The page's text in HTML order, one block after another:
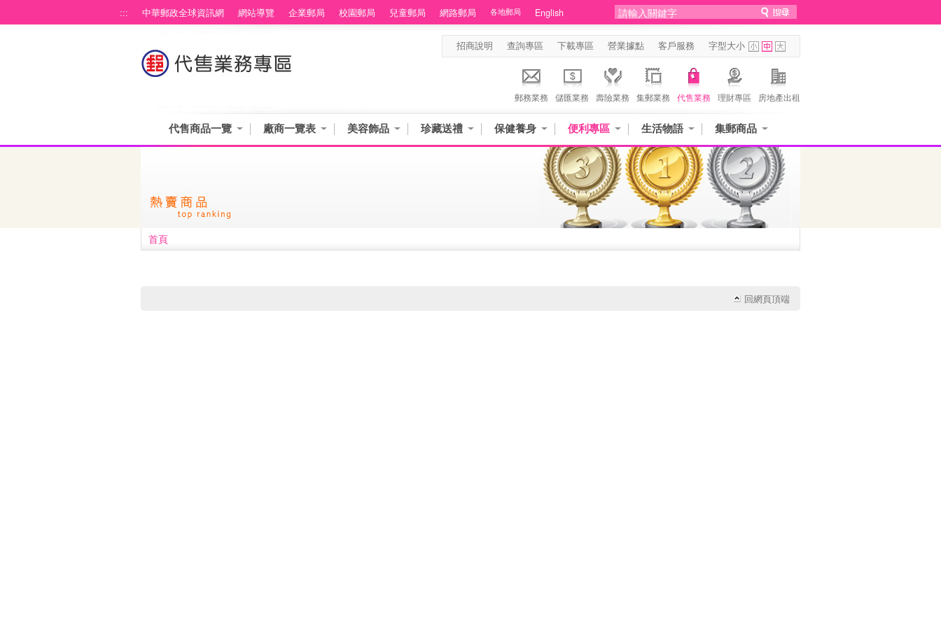
::: 中華郵政全球資訊網 網站導覽 企業郵局 校園郵局 兒童郵局 網路郵局 各地郵局 English
招商說明 查詢專區 下載專區 營業據點 客戶服務 字型大小
郵務業務 儲匯業務 壽險業務 集郵業務 代售業務 理財專區 房地產出租
代售商品一覽 廠商一覽表 美容飾品 珍藏送禮 保健養身 便利專區 生活物語 集郵商品
首頁
回網頁頂端